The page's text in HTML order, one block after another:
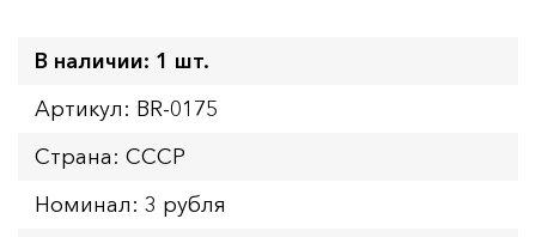
В наличии: 1 шт.
Артикул: BR-0175
Страна: СССР
Номинал: 3 рубля